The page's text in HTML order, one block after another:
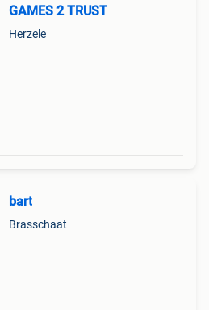
GAMES 2 TRUST
Herzele
bart
Brasschaat